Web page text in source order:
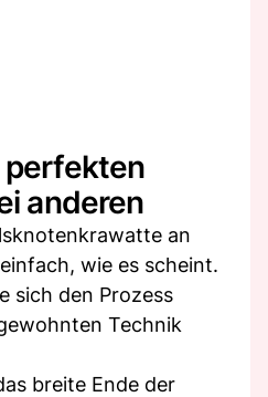
perfekten
anderen
an
wie es scheint.
sich den Prozess
Technik
breite Ende der